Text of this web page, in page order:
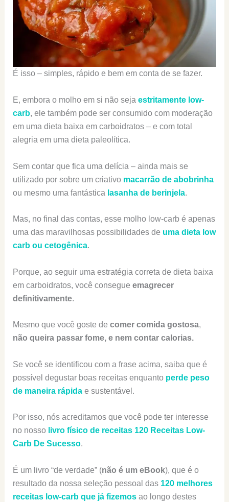
É isso – simples, rápido e bem em conta de se fazer.
E, embora o molho em si não seja estritamente low-
carb, ele também pode ser consumido com moderação
em uma dieta baixa em carboidratos – e com total
alegria em uma dieta paleolítica.
Sem contar que fica uma delícia – ainda mais se
utilizado por sobre um criativo macarrão de abobrinha
ou mesmo uma fantástica lasanha de berinjela.
Mas, no final das contas, esse molho low-carb é apenas
uma das maravilhosas possibilidades de uma dieta low
carb ou cetogênica.
Porque, ao seguir uma estratégia correta de dieta baixa
em carboidratos, você consegue emagrecer
definitivamente.
Mesmo que você goste de comer comida gostosa,
não queira passar fome, e nem contar calorias.
Se você se identificou com a frase acima, saiba que é
possível degustar boas receitas enquanto perde peso
de maneira rápidae sustentável.
Por isso, nós acreditamos que você pode ter interesse
no nosso livro físico de receitas 120 Receitas Low-
Carb De Sucesso.
É um livro “de verdade” (não é um eBook), que é o
resultado da nossa seleção pessoal das 120 melhores
receitas low-carb que já fizemosao longo destes